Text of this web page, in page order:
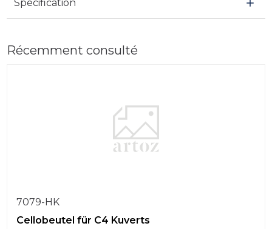
Spécification
Récemment consulté
7079-HK
Cellobeutel für C4 Kuverts